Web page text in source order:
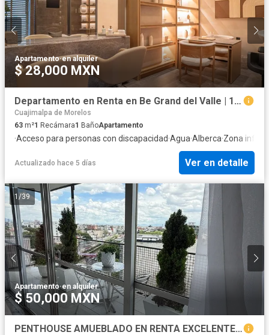
Apartamento·en alquiler
$ 28,000 MXN
Departamento en Renta en Be Grand del Valle | 1 Recámara con Balcón
Cuajimalpa de Morelos
63 m²1 Recámara1 BañoApartamento
·Acceso para personas con discapacidad·Agua·Alberca·Zona
Actualizado hace 5 días Ver en detalle
1/39
Apartamento·en alquiler
$ 50,000 MXN
PENTHOUSE AMUEBLADO EN RENTA EXCELENTE VISTA Y UBICACIÓN